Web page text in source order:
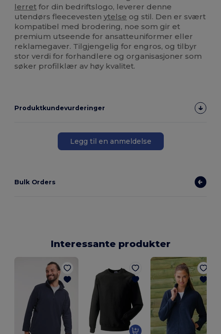
lerret for din bedriftslogo, leverer denne
utendørs fleecevestenytelse og stil. Den er svært
kompatibel med brodering, noe som gir et
premium utseende for ansatteuniformer eller
reklamegaver. Tilgjengelig for engros, og tilbyr
stor verdi for forhandlere og organisasjoner som
søker profilklær av høy kvalitet.
Produktkundevurderinger
Legg til en anmeldelse
Bulk Orders
Interessante produkter